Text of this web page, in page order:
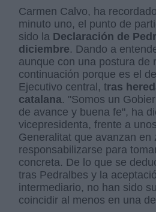
Carmen Calvo, ha
minuto uno, el punto de
sido la Declaración de
diciembre. Dando a
aunque con una postura de
continuación porque es el
Ejecutivo central, tras
catalana. "Somos un
de avance y buena fe", ha
vicepresidenta, frente a
Generalitat que avanzan en
responsabilizarse para
concreta. De lo que se
tras Pedralbes y la
intermediario, no han sido
coincidir al menos en una